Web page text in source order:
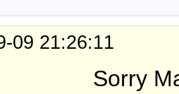
09 21:26:11
Sorry